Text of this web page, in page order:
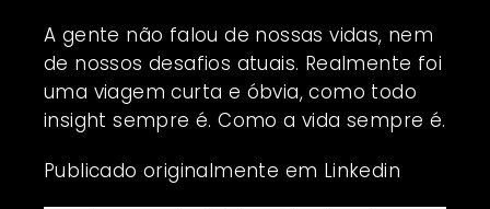
A gente não falou de nossas vidas, nem
de nossos desafios atuais. Realmente foi
uma viagem curta e óbvia, como todo
insight sempre é. Como a vida sempre é.
Publicado originalmente em Linkedin